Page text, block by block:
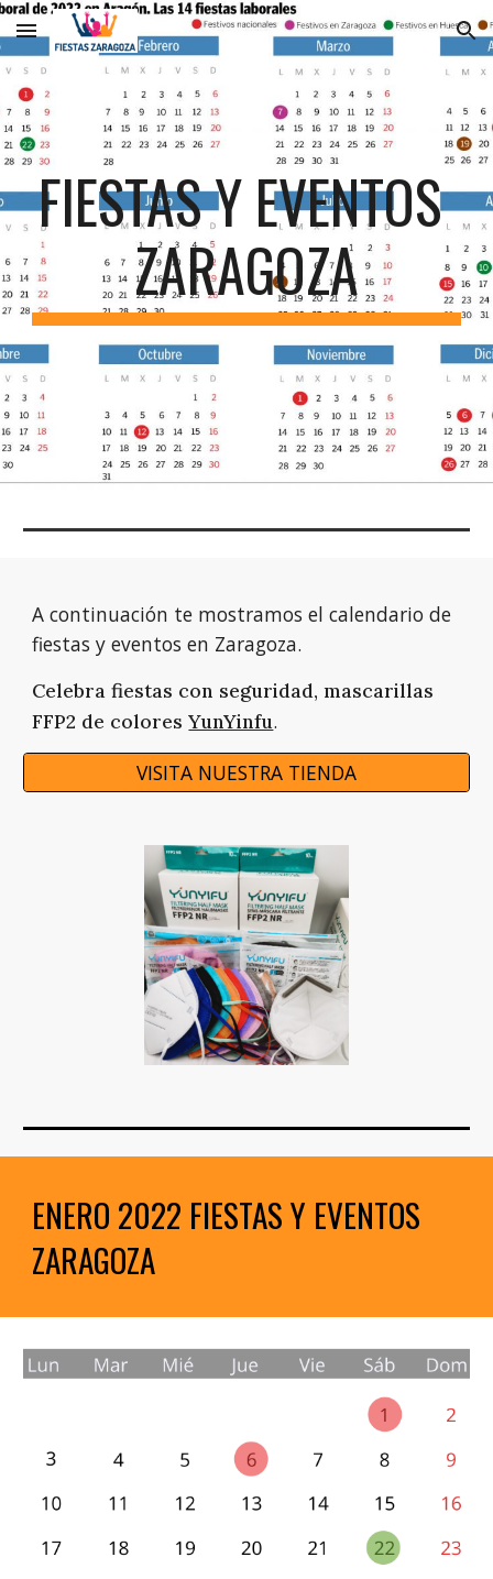
Skip to main content Skip to navigation
FIESTAS Y EVENTOS
ZARAGOZA
A continuación te mostramos el calendario de
fiestas y eventos en Zaragoza.
Celebra fiestas con seguridad, mascarillas
FFP2 de colores YunYinfu.
VISITA NUESTRA TIENDA
ENERO 2022 FIESTAS Y EVENTOS
ZARAGOZA